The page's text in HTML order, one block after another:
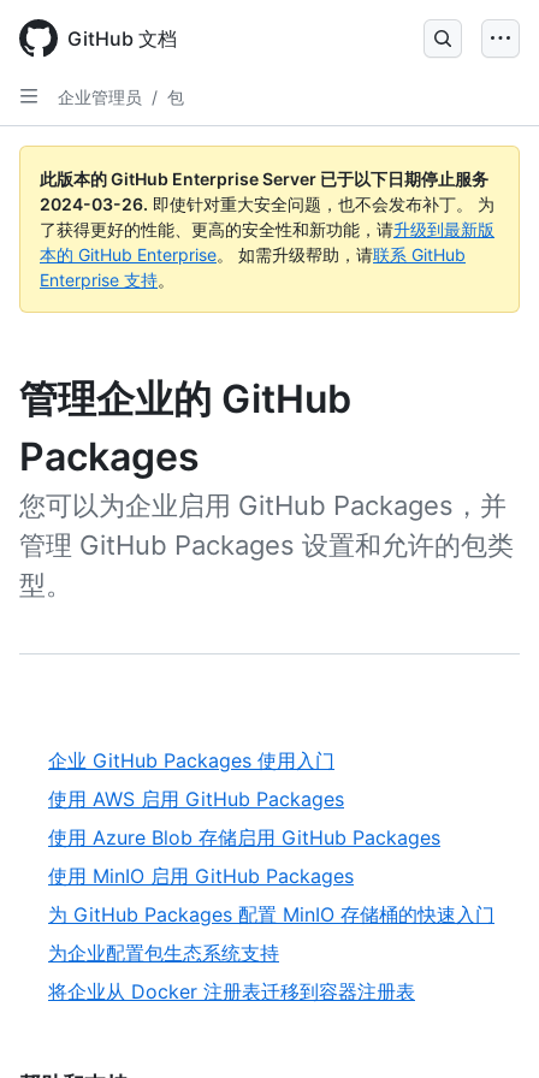
main
content
GitHub 文档
企业管理员 / 包
此版本的 GitHub Enterprise Server 已于以下日期停止服务
2024-03-26. 即使针对重大安全问题，也不会发布补丁。 为
了获得更好的性能、更高的安全性和新功能，请升级到最新版
本的 GitHub Enterprise。 如需升级帮助，请联系 GitHub
Enterprise 支持。
管理企业的 GitHub
Packages
您可以为企业启用 GitHub Packages，并
管理 GitHub Packages 设置和允许的包类
型。
企业 GitHub Packages 使用入门
使用 AWS 启用 GitHub Packages
使用 Azure Blob 存储启用 GitHub Packages
使用 MinIO 启用 GitHub Packages
为 GitHub Packages 配置 MinIO 存储桶的快速入门
为企业配置包生态系统支持
将企业从 Docker 注册表迁移到容器注册表